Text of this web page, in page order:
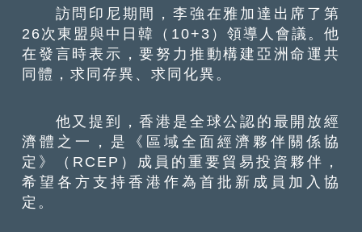
訪問印尼期間，李強在雅加達出席了第
26次東盟與中日韓（10+3）領導人會議。他
在發言時表示，要努力推動構建亞洲命運共
同體，求同存異、求同化異。
他又提到，香港是全球公認的最開放經
濟體之一，是《區域全面經濟夥伴關係協
定》（RCEP）成員的重要貿易投資夥伴，
希望各方支持香港作為首批新成員加入協
定。